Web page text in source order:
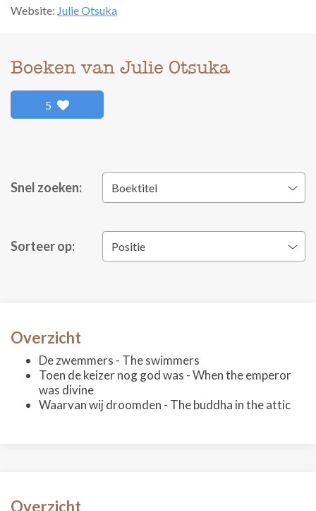
Website: Julie Otsuka
Boeken van Julie Otsuka
5
Snel zoeken: Boektitel
Sorteer op: Positie
Overzicht
De zwemmers - The swimmers
Toen de keizer nog god was - When the emperor
was divine
Waarvan wij droomden - The buddha in the attic
Overzicht